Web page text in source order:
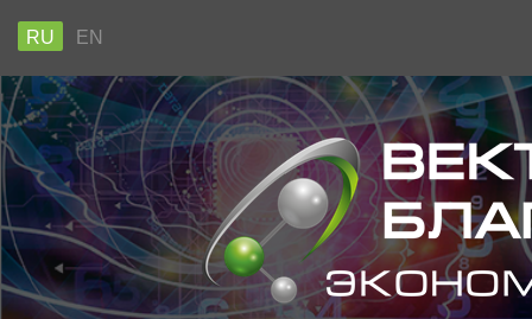
RU EN